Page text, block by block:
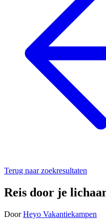
Terug naar zoekresultaten
Reis door je
Door Heyo Vakantiekampen